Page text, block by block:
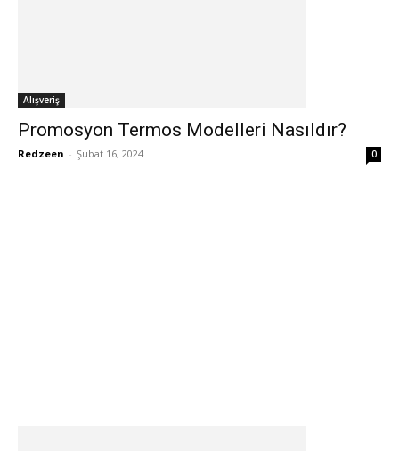
Alışveriş
Promosyon Termos Modelleri Nasıldır?
Redzeen - Şubat 16, 2024 0